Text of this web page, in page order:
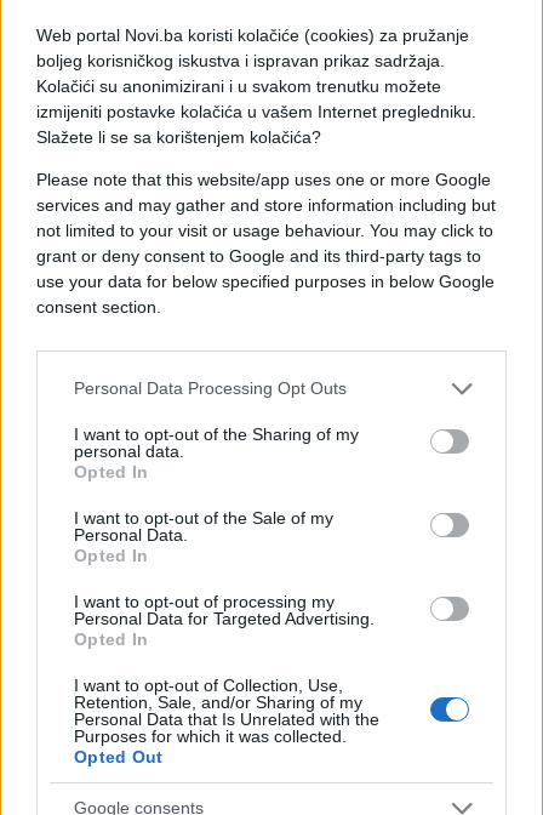
Web portal Novi.ba koristi kolačiće (cookies) za pružanje
boljeg korisničkog iskustva i ispravan prikaz sadržaja.
Kolačići su anonimizirani i u svakom trenutku možete
izmijeniti postavke kolačića u vašem Internet pregledniku.
Slažete li se sa korištenjem kolačića?
Please note that this website/app uses one or more Google
services and may gather and store information including but
not limited to your visit or usage behaviour. You may click to
grant or deny consent to Google and its third-party tags to
use your data for below specified purposes in below Google
consent section.
Personal Data Processing Opt Outs
I want to opt-out of the Sharing of my
personal data.
Opted In
I want to opt-out of the Sale of my
Personal Data.
Opted In
I want to opt-out of processing my
Personal Data for Targeted Advertising.
Opted In
I want to opt-out of Collection, Use,
Retention, Sale, and/or Sharing of my
Personal Data that Is Unrelated with the
Purposes for which it was collected.
Opted Out
Google consents
"Mada, mogu ti reći da su ovi Đokovići teški u
p***u", rekao je tada čelnik entiteta RS voditelju u
studiju. Dodik je nastavio bez kočnice, rekavši da
te je izrazio nezadovoljstvo što je Novak ispao već
u četvrtfinalu turnira.
Milioni maraka u propali projekt
Svjestan da je napao sportsku ikonu, Dodik je
izuzetno cijeni Novaka, kao i njegovog brata Đorđa
Đokovića, koji je bio direktor turnira "Srpska Open".
nazivajući ih zlotvorima.
mrežama povrijedio članove porodice Đoković.
Mene jeste. Ne mogu vjerovati da su to uradili na
pokušavajući prebaciti odgovornost na zaposlene
na televiziji.
Ipak, ni izvinjenja nisu pomogla da se projekt
nastavi. Vlada entiteta RS i Grad Banja Luka su za
pripremu turnira izdvojili čak 43 miliona KM (oko 22
miliona eura). Uprkos ogromnom novcu koji su